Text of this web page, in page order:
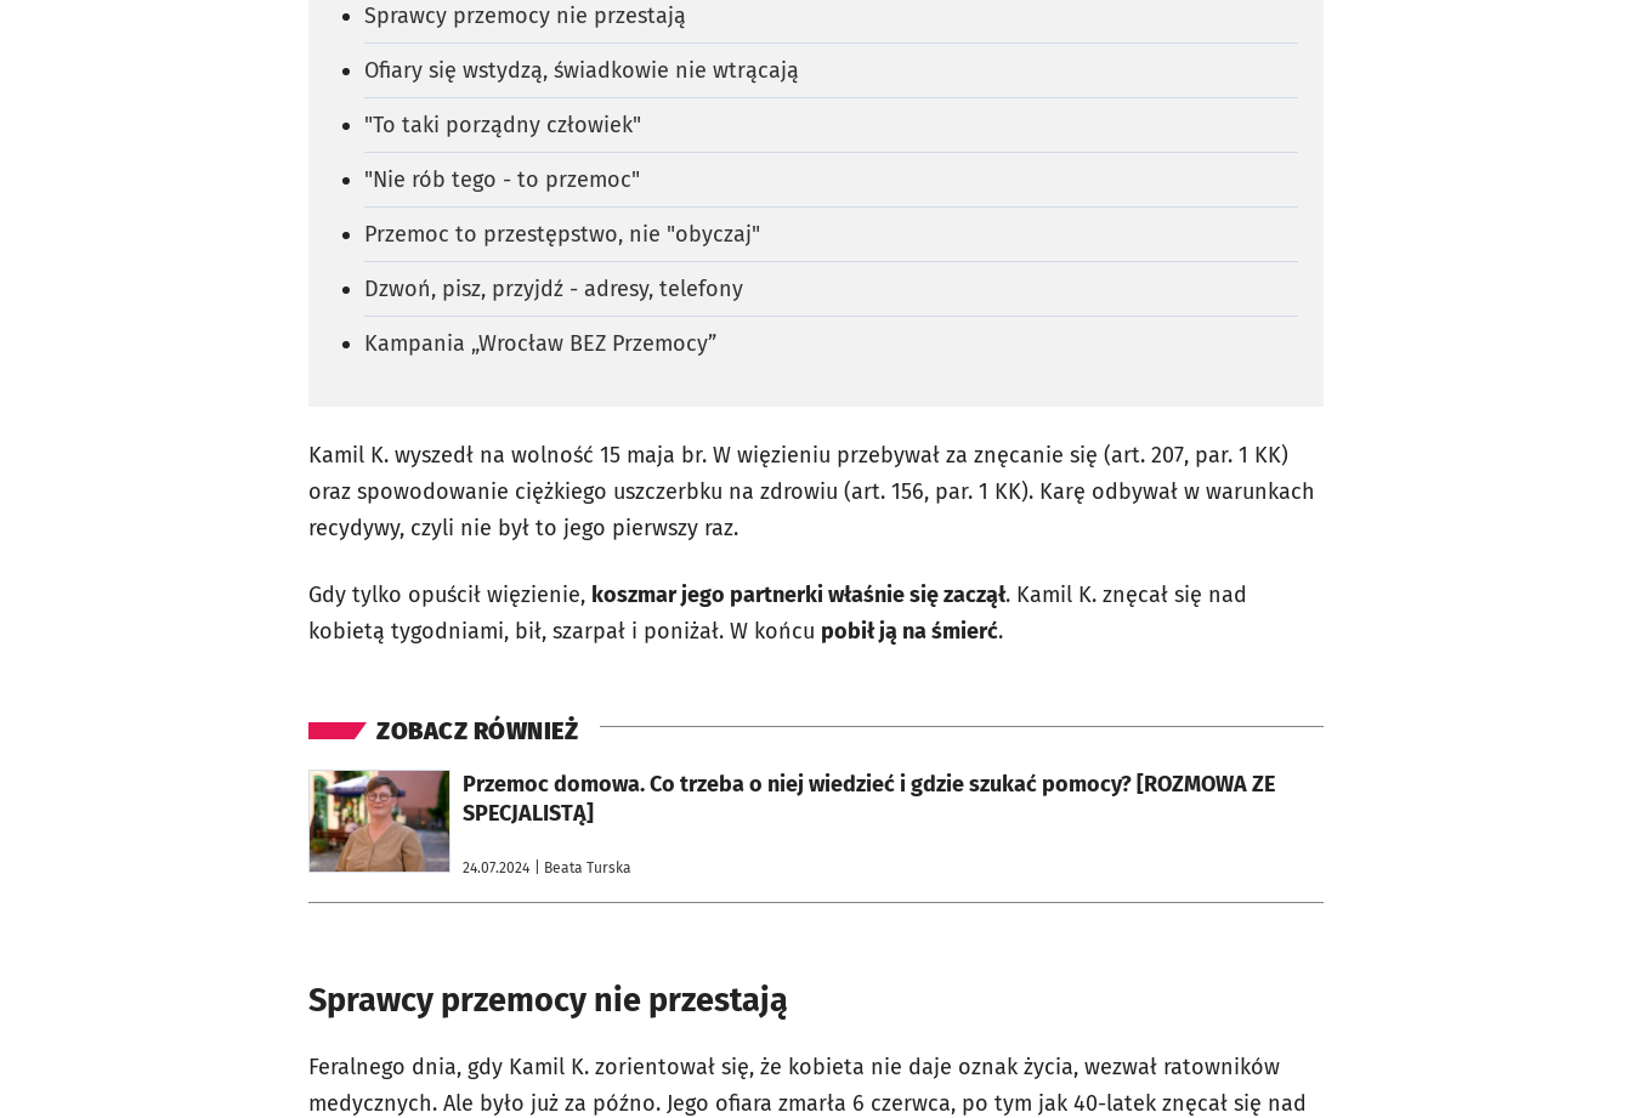
Sprawcy przemocy nie przestają
Ofiary się wstydzą, świadkowie nie wtrącają
"To taki porządny człowiek"
"Nie rób tego - to przemoc"
Przemoc to przestępstwo, nie "obyczaj"
Dzwoń, pisz, przyjdź - adresy, telefony
Kampania „Wrocław BEZ Przemocy”
Kamil K. wyszedł na wolność 15 maja br. W więzieniu przebywał za znęcanie się (art. 207, par. 1 KK)
oraz spowodowanie ciężkiego uszczerbku na zdrowiu (art. 156, par. 1 KK). Karę odbywał w warunkach
recydywy, czyli nie był to jego pierwszy raz.
Gdy tylko opuścił więzienie, koszmar jego partnerki właśnie się zaczął. Kamil K. znęcał się nad
kobietą tygodniami, bił, szarpał i poniżał. W końcu pobił ją na śmierć.
ZOBACZ RÓWNIEŻ
Przemoc domowa. Co trzeba o niej wiedzieć i gdzie szukać pomocy? [ROZMOWA ZE
SPECJALISTĄ]
24.07.2024 | Beata Turska
otworzy się w nowej karcie
Sprawcy przemocy nie przestają
Feralnego dnia, gdy Kamil K. zorientował się, że kobieta nie daje oznak życia, wezwał ratowników
medycznych. Ale było już za późno. Jego ofiara zmarła 6 czerwca, po tym jak 40-latek znęcał się nad